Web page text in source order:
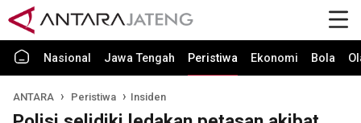
Nasional Jawa Tengah Peristiwa Ekonomi Bola
ANTARA Peristiwa Insiden